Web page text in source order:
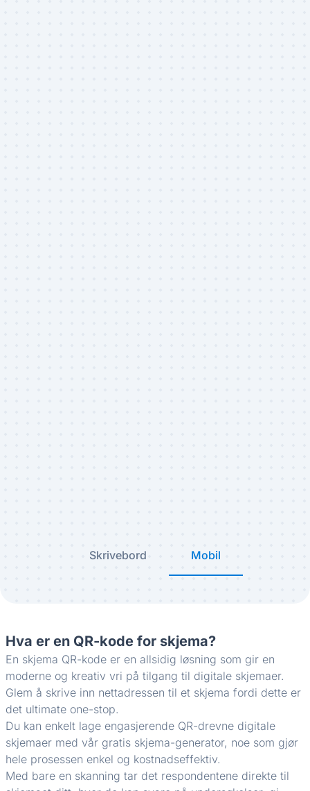
Skrivebord Mobil
Hva er en QR-kode for skjema?
En skjema QR-kode er en allsidig løsning som gir en
moderne og kreativ vri på tilgang til digitale skjemaer.
Glem å skrive inn nettadressen til et skjema fordi dette er
det ultimate one-stop.
Du kan enkelt lage engasjerende QR-drevne digitale
skjemaer med vår gratis skjema-generator, noe som gjør
hele prosessen enkel og kostnadseffektiv.
Med bare en skanning tar det respondentene direkte til